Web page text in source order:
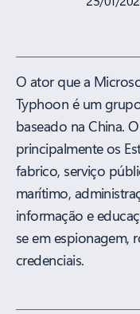
O ator que a
Typhoon é um
baseado na China.
principalmente os
fabrico, serviço
marítimo,
informação e
se em espionagem,
credenciais.